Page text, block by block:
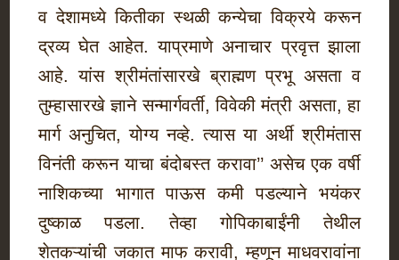
व देशामध्ये कितीका स्थळी कन्येचा विक्रये करून
द्रव्य घेत आहेत. याप्रमाणे अनाचार प्रवृत्त झाला
आहे. यांस श्रीमंतांसारखे ब्राह्मण प्रभू असता व
तुम्हासारखे ज्ञाने सन्मार्गवर्ती, विवेकी मंत्री असता, हा
मार्ग अनुचित, योग्य नव्हे. त्यास या अर्थी श्रीमंतास
विनंती करून याचा बंदोबस्त करावा’’ असेच एक वर्षी
नाशिकच्या भागात पाऊस कमी पडल्याने भयंकर
दुष्काळ पडला. तेव्हा गोपिकाबाईंनी तेथील
शेतकऱ्यांची जकात माफ करावी, म्हणून माधवरावांना